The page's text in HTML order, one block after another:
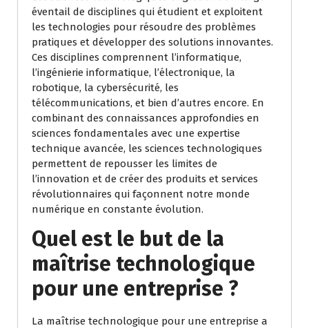
éventail de disciplines qui étudient et exploitent
les technologies pour résoudre des problèmes
pratiques et développer des solutions innovantes.
Ces disciplines comprennent l’informatique,
l’ingénierie informatique, l’électronique, la
robotique, la cybersécurité, les
télécommunications, et bien d’autres encore. En
combinant des connaissances approfondies en
sciences fondamentales avec une expertise
technique avancée, les sciences technologiques
permettent de repousser les limites de
l’innovation et de créer des produits et services
révolutionnaires qui façonnent notre monde
numérique en constante évolution.
Quel est le but de la
maîtrise technologique
pour une entreprise ?
La maîtrise technologique pour une entreprise a